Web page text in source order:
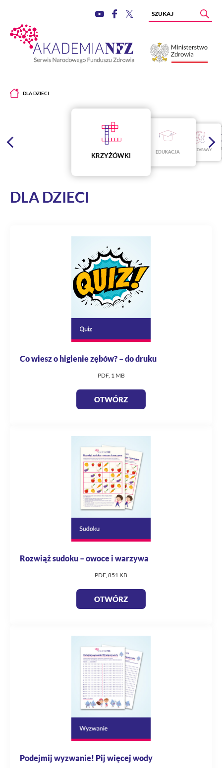
DLA DZIECI
KRZYŻÓWKI EDUKACJA GRY I ZABAWY E-
DLA DZIECI
Co wiesz o higienie zębów? – do druku
PDF, 1 MB
OTWÓRZ
Rozwiąż sudoku – owoce i warzywa
PDF, 851 KB
OTWÓRZ
Podejmij wyzwanie! Pij więcej wody